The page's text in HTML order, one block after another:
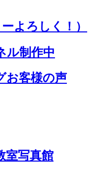
ーよろしく！）
ル制作中
お客様の声
室写真館